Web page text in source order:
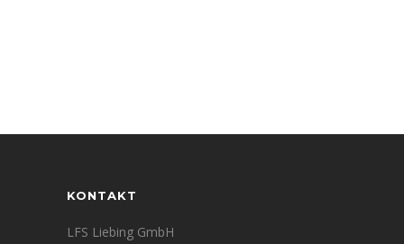
KONTAKT
LFS Liebing GmbH